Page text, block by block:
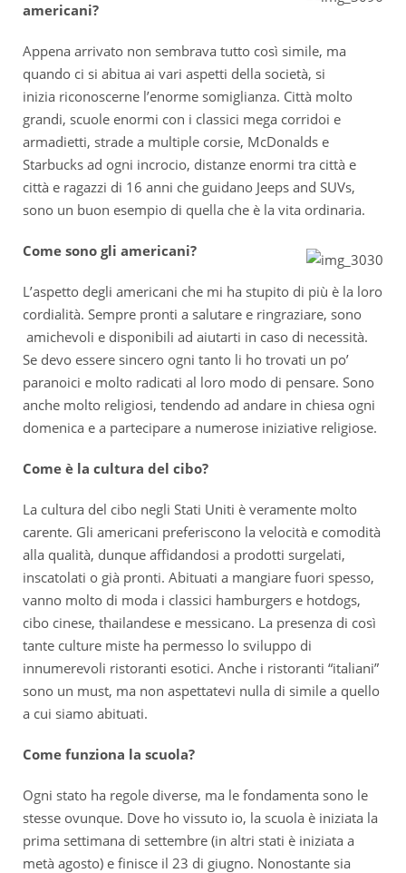
americani?
Appena arrivato non sembrava tutto così simile, ma
quando ci si abitua ai vari aspetti della società, si
inizia riconoscerne l’enorme somiglianza. Città molto
grandi, scuole enormi con i classici mega corridoi e
armadietti, strade a multiple corsie, McDonalds e
Starbucks ad ogni incrocio, distanze enormi tra città e
città e ragazzi di 16 anni che guidano Jeeps and SUVs,
sono un buon esempio di quella che è la vita ordinaria.
Come sono gli americani?
L’aspetto degli americani che mi ha stupito di più è la loro
cordialità. Sempre pronti a salutare e ringraziare, sono
amichevoli e disponibili ad aiutarti in caso di necessità.
Se devo essere sincero ogni tanto li ho trovati un po’
paranoici e molto radicati al loro modo di pensare. Sono
anche molto religiosi, tendendo ad andare in chiesa ogni
domenica e a partecipare a numerose iniziative religiose.
Come è la cultura del cibo?
La cultura del cibo negli Stati Uniti è veramente molto
carente. Gli americani preferiscono la velocità e comodità
alla qualità, dunque affidandosi a prodotti surgelati,
inscatolati o già pronti. Abituati a mangiare fuori spesso,
vanno molto di moda i classici hamburgers e hotdogs,
cibo cinese, thailandese e messicano. La presenza di così
tante culture miste ha permesso lo sviluppo di
innumerevoli ristoranti esotici. Anche i ristoranti “italiani”
sono un must, ma non aspettatevi nulla di simile a quello
a cui siamo abituati.
Come funziona la scuola?
Ogni stato ha regole diverse, ma le fondamenta sono le
stesse ovunque. Dove ho vissuto io, la scuola è iniziata la
prima settimana di settembre (in altri stati è iniziata a
metà agosto) e finisce il 23 di giugno. Nonostante sia